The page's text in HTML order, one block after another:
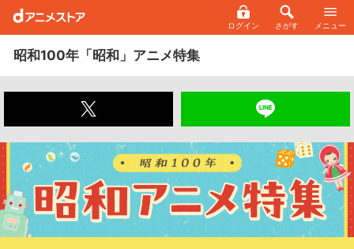
ログイン さがす メニュー
昭和100年「昭和」アニメ特集